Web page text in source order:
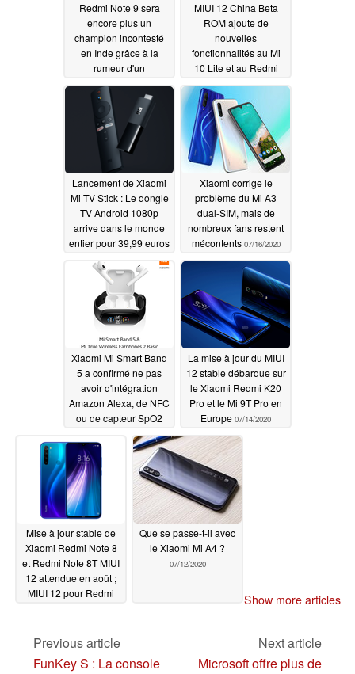
Redmi Note 9 sera
encore plus un
champion incontesté
en Inde grâce à la
rumeur d'un
renforcement de la
RAM
07/20/2020
MIUI 12 China Beta
ROM ajoute de
nouvelles
fonctionnalités au Mi
10 Lite et au Redmi
K30 Pro ; le
déploiement du MIUI
12 est en cours pour le
Redmi Note 8, la série
Mi 8 et d'autres : voici
une liste de tous les
dispositifs suspendus
07/17/2020
Lancement de Xiaomi
Mi TV Stick : Le dongle
TV Android 1080p
arrive dans le monde
entier pour 39,99 euros
Xiaomi corrige le
problème du Mi A3
dual-SIM, mais de
nombreux fans restent
mécontents 07/16/2020
Xiaomi Mi Smart Band
5 a confirmé ne pas
avoir d'intégration
Amazon Alexa, de NFC
ou de capteur SpO2
avant le lancement de
demain ; les écouteurs
TWS, la Mi TV Stick et
un nouveau Mi Scooter
ont également été
taquinés
07/14/2020
La mise à jour du MIUI
12 stable débarque sur
le Xiaomi Redmi K20
Pro et le Mi 9T Pro en
Europe 07/14/2020
Mise à jour stable de
Xiaomi Redmi Note 8
et Redmi Note 8T MIUI
12 attendue en août ;
MIUI 12 pour Redmi
07/13/2020
Que se passe-t-il avec
le Xiaomi Mi A4 ?
07/12/2020
Show more articles
Previous article
FunKey S : La console
Next article
Microsoft offre plus de